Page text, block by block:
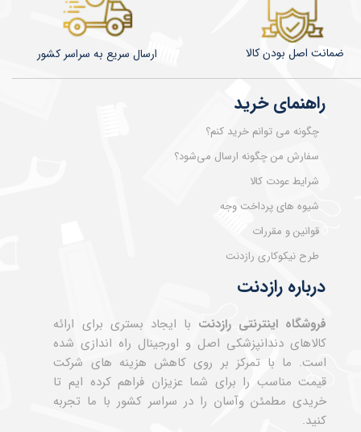
درباره رازدنت
فروشگاه اینترنتی رازدنت با ایجاد بستری برای ارائه
کالاهای دندانپزشکی اصل و اورجینال راه اندازی شده
است. ما با تمرکز بر روی کاهش هزینه های شرکت
قیمت مناسب را برای شما عزیزان فراهم کرده ایم تا
خریدی مطمئن وآسان را در سراسر کشور با ما تجربه
کنید.
راهنمای خرید
چگونه می توانم خرید کنم؟
سفارش من چگونه ارسال می‌شود؟
شرایط عودت کالا
شیوه های پرداخت وجه
قوانین و مقررات
طرح نیکوکاری رازدنت
​​​​ارسال سریع به سراسر کشور ضمانت اصل بودن کالا